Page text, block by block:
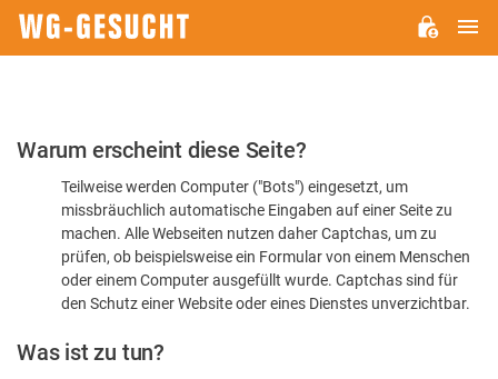
Bitte
dass
sind
Warum erscheint diese Seite?
Teilweise werden Computer ("Bots") eingesetzt, um
missbräuchlich automatische Eingaben auf einer Seite zu
machen. Alle Webseiten nutzen daher Captchas, um zu
prüfen, ob beispielsweise ein Formular von einem Menschen
oder einem Computer ausgefüllt wurde. Captchas sind für
den Schutz einer Website oder eines Dienstes unverzichtbar.
Was ist zu tun?